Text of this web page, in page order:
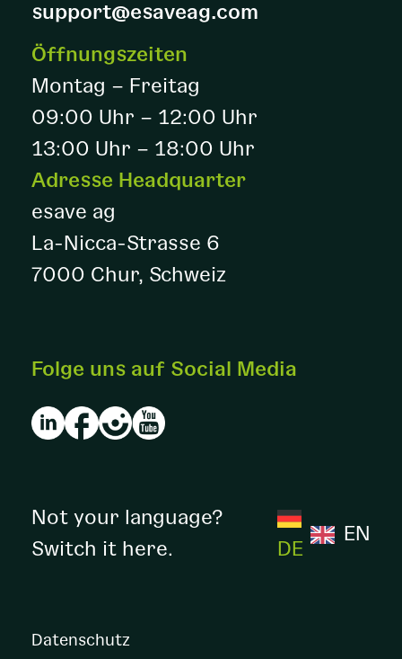
support@esaveag.com
Öffnungszeiten
Montag – Freitag
09:00 Uhr – 12:00 Uhr
13:00 Uhr – 18:00 Uhr
Adresse Headquarter
esave ag
La-Nicca-Strasse 6
7000 Chur, Schweiz
Folge uns auf Social Media
Not your language?
Switch it here.
DE
EN
Datenschutz